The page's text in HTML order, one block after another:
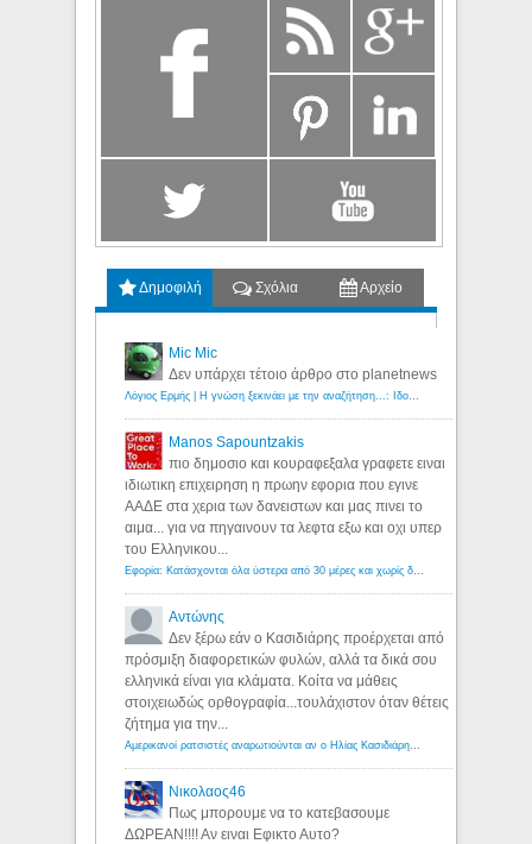
Δημοφιλή Σχόλια Αρχείο
Mic Mic
Δεν υπάρχει τέτοιο άρθρο στο planetnews
Manos Sapountzakis
πιο δημοσιο και κουραφεξαλα γραφετε ειναι
ιδιωτικη επιχειρηση η πρωην εφορια που εγινε
ΑΑΔΕ στα χερια των δανειστων και μας πινει το
αιμα... για να πηγαινουν τα λεφτα εξω και οχι υπερ
του Ελληνικου...
Αντώνης
Δεν ξέρω εάν ο Κασιδιάρης προέρχεται από
πρόσμιξη διαφορετικών φυλών, αλλά τα δικά σου
ελληνικά είναι για κλάματα. Κοίτα να μάθεις
στοιχειωδώς ορθογραφία...τουλάχιστον όταν θέτεις
ζήτημα για την...
Νικολαος46
Πως μπορουμε να το κατεβασουμε
ΔΩΡΕΑΝ!!!! Αν ειναι Εφικτο Αυτο?